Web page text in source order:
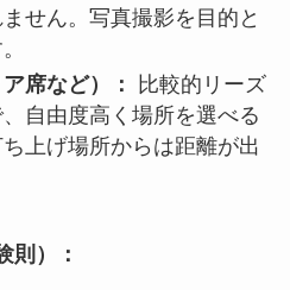
せん。写真撮影を目的と
席など）：
比較的リーズ
自由度高く場所を選べる
上げ場所からは距離が出
則）：